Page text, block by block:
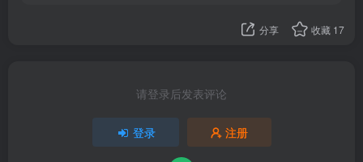
分享 收藏 17
请登录后发表评论
登录 注册